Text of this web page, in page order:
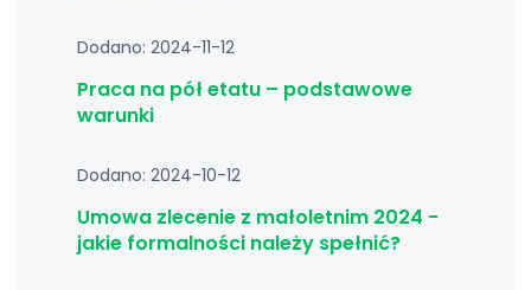
Dodano: 2024-11-12
Praca na pół etatu – podstawowe
warunki
Dodano: 2024-10-12
Umowa zlecenie z małoletnim 2024 -
jakie formalności należy spełnić?